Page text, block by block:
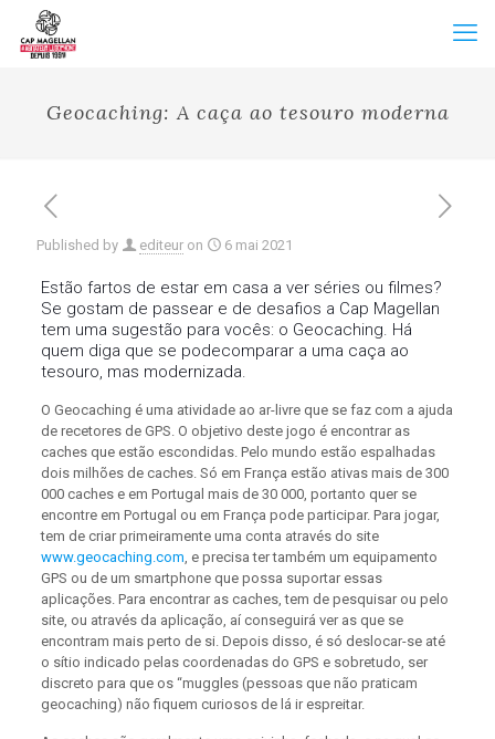
Geocaching: A caça ao tesouro moderna
Published by editeur on 6 mai 2021
Estão fartos de estar em casa a ver séries ou filmes?
Se gostam de passear e de desafios a Cap Magellan
tem uma sugestão para vocês: o Geocaching. Há
quem diga que se podecomparar a uma caça ao
tesouro, mas modernizada.
O Geocaching é uma atividade ao ar-livre que se faz com a ajuda
de recetores de GPS. O objetivo deste jogo é encontrar as
caches que estão escondidas. Pelo mundo estão espalhadas
dois milhões de caches. Só em França estão ativas mais de 300
000 caches e em Portugal mais de 30 000, portanto quer se
encontre em Portugal ou em França pode participar. Para jogar,
tem de criar primeiramente uma conta através do site
www.geocaching.com, e precisa ter também um equipamento
GPS ou de um smartphone que possa suportar essas
aplicações. Para encontrar as caches, tem de pesquisar ou pelo
site, ou através da aplicação, aí conseguirá ver as que se
encontram mais perto de si. Depois disso, é só deslocar-se até
o sítio indicado pelas coordenadas do GPS e sobretudo, ser
discreto para que os “muggles (pessoas que não praticam
geocaching) não fiquem curiosos de lá ir espreitar.